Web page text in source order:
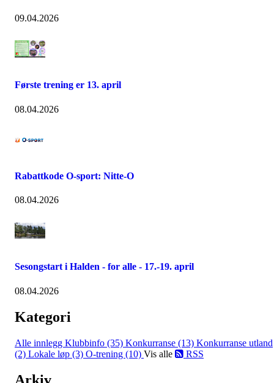
09.04.2026
Første trening er 13. april
08.04.2026
Rabattkode O-sport: Nitte-O
08.04.2026
Sesongstart i Halden - for alle - 17.-19. april
08.04.2026
Kategori
Alle innlegg Klubbinfo (35) Konkurranse (13) Konkurranse utland
(2) Lokale løp (3) O-trening (10) Vis alle RSS
Arkiv